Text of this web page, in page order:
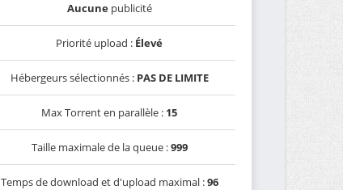
Aucunepublicité
Priorité upload : Élevé
Hébergeurs sélectionnés : PAS DE LIMITE
Max Torrent en parallèle : 15
Taille maximale de la queue :999
Temps de download et d'upload maximal :96